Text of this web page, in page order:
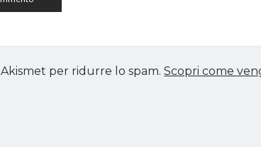
per ridurre lo spam.Scopri come